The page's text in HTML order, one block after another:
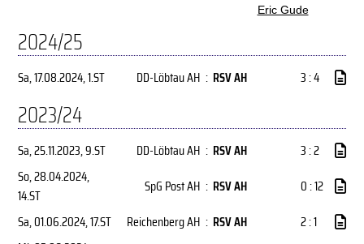
Eric Gude
2024/25
Sa, 17.08.2024, 1.ST DD-Löbtau AH : RSV AH 3 : 4
2023/24
Sa, 25.11.2023, 9.ST DD-Löbtau AH : RSV AH
3 : 2
So, 28.04.2024,
14.ST
SpG Post AH : RSV AH
0 : 12
Sa, 01.06.2024, 17.ST Reichenberg AH : RSV AH
2 : 1